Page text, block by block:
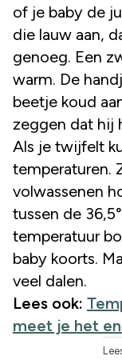
of je baby de
die lauw aan,
genoeg. Een
warm. De
beetje koud
zeggen dat hij
Als je twijfelt
temperaturen.
volwassenen
tussen de
temperatuur
baby koorts.
veel dalen.
Lees ook:
meet je het